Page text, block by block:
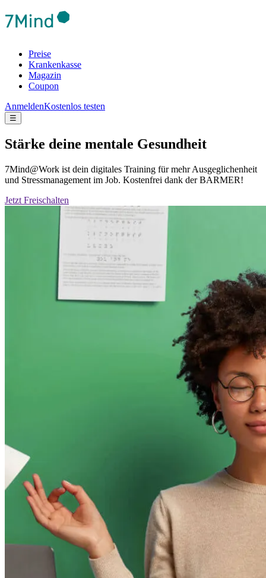
Preise
Krankenkasse
Magazin
Coupon
AnmeldenKostenlos testen
☰
Stärke deine mentale Gesundheit
7Mind@Work ist dein digitales Training für mehr Ausgeglichenheit
und Stressmanagement im Job. Kostenfrei dank der BARMER!
Jetzt Freischalten